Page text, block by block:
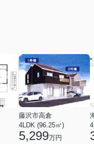
藤沢市高倉
4LDK (96.25㎡)
5,299万円